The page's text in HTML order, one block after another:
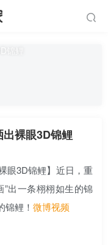
裸眼3D锦鲤
眼3D锦鲤】近日，重
出一条栩栩如生的锦
鲤！ 微博视频